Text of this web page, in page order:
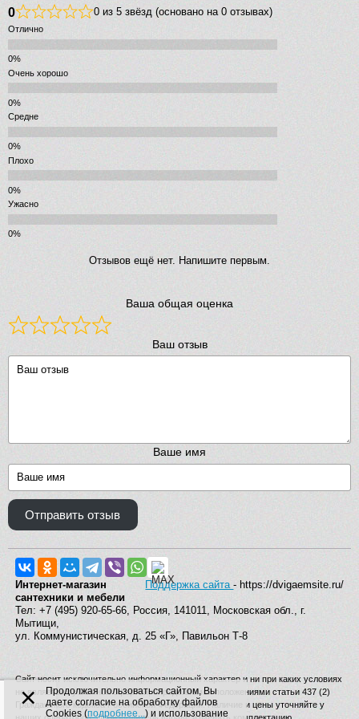
0 0 из 5 звёзд (основано на 0 отзывах)
Отлично
Очень хорошо
Средне
Плохо
Ужасно
Отзывов ещё нет. Напишите первым.
Ваша общая оценка
Ваш отзыв
Ваше имя
Отправить отзыв
Поддержка сайта- https://dvigaemsite.ru/
Интернет-магазин
сантехники и мебели
Тел: +7 (495) 920-65-66, Россия, 141011, Московская обл., г.
Мытищи,
ул. Коммунистическая, д. 25 «Г», Павильон Т-8
Сайт носит исключительно информационный характер и ни при каких условиях
не является публичной офертой, определяемой положениями статьи 437 (2)
Гражданского кодекса Российской Федерации. Наличие и цены уточняйте у
×
Продолжая пользоваться сайтом, Вы
даете согласие на обработку файлов
Cookies (подробнее...) и использование